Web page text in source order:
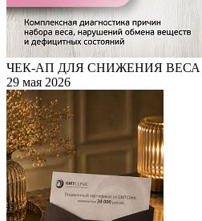
ЧЕК-АП ДЛЯ СНИЖЕНИЯ ВЕСА
29 мая 2026